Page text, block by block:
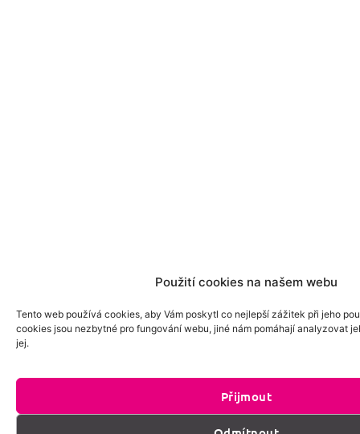
Použití cookies na našem webu
Tento web používá cookies, aby Vám poskytl co nejlepší zážitek při jeho
cookies jsou nezbytné pro fungování webu, jiné nám pomáhají analyzovat
jej.
Přijmout